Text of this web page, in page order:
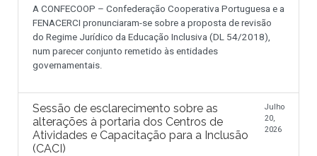
A CONFECOOP – Confederação Cooperativa Portuguesa e a
FENACERCI pronunciaram-se sobre a proposta de revisão
do Regime Jurídico da Educação Inclusiva (DL 54/2018),
num parecer conjunto remetido às entidades
governamentais.
Sessão de esclarecimento sobre as
alterações à portaria dos Centros de
Atividades e Capacitação para a Inclusão
(CACI)
Julho
20,
2026